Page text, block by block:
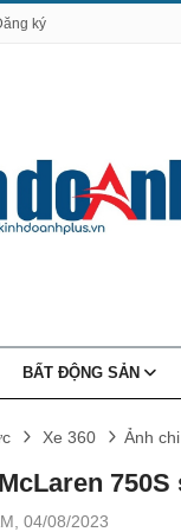
ký
BẤT ĐỘNG SẢN
Xe 360 Ảnh
04/08/2023